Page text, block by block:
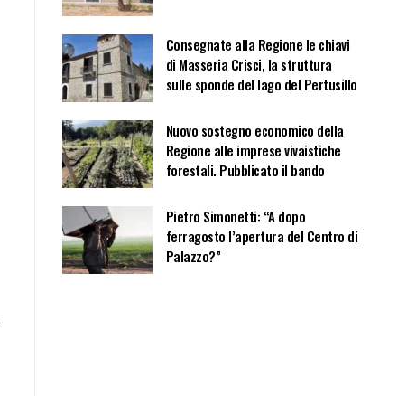
Consegnate alla Regione le chiavi
di Masseria Crisci, la struttura
sulle sponde del lago del Pertusillo
Nuovo sostegno economico della
Regione alle imprese vivaistiche
forestali. Pubblicato il bando
Pietro Simonetti: “A dopo
ferragosto l’apertura del Centro di
Palazzo?”